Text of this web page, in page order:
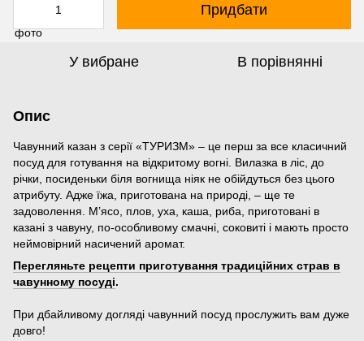
Придбати
У вибране В порівнянні
Опис
Чавунний казан з серії «ТУРИЗМ» – це перш за все класичний
посуд для готування на відкритому вогні. Вилазка в ліс, до
річки, посиденьки біля вогнища ніяк не обійдуться без цього
атрибуту. Адже їжа, приготована на природі, – ще те
задоволення. М’ясо, плов, уха, каша, риба, приготовані в
казані з чавуну, по-особливому смачні, соковиті і мають просто
неймовірний насичений аромат.
Перегляньте рецепти приготування традиційних страв в
чавунному посуді.
При дбайливому догляді чавунний посуд прослужить вам дуже
довго!